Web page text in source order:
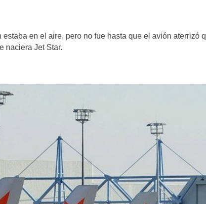
en el aire, pero no fue hasta que el avión aterrizó
naciera Jet Star.